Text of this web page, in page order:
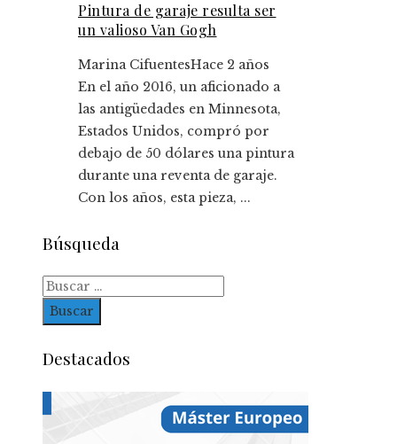
Pintura de garaje resulta ser
un valioso Van Gogh
Marina CifuentesHace 2 años
En el año 2016, un aficionado a
las antigüedades en Minnesota,
Estados Unidos, compró por
debajo de 50 dólares una pintura
durante una reventa de garaje.
Con los años, esta pieza, ...
Búsqueda
Buscar:
Destacados